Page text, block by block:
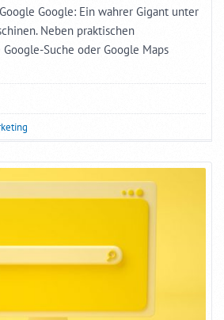
Google: Ein wahrer Gigant unter
Neben praktischen
Suche oder Google Maps